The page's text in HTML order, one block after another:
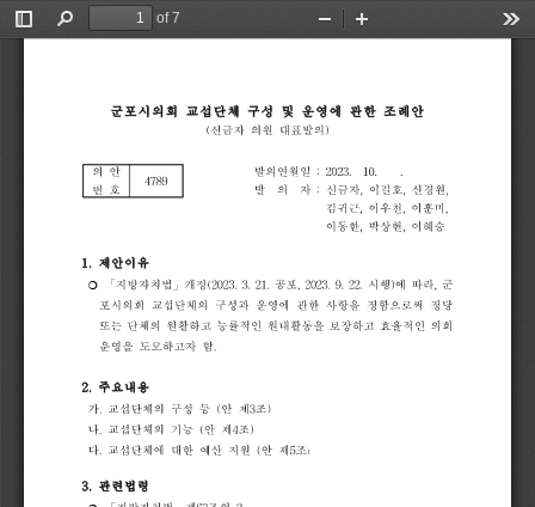
Toggle
Find
of 7
Zoom
군포시의회 교섭단체 구성 및 운영에 관한 조례안
(신금자 의원 대표발의)
1.
제안이유
❍
「지방자치법 」 개정(2023. 3. 21. 공포 2023. 9. 22. 시행)에 따라
군
포시의회
교섭단체의 구성과 운영에 관한 사항을 정함으로써
정당
또는 단체의 원활하고 능률적인 원내활동을 보장하고 효율적인
의회
운영을
도모하고자 함.
2.
주요내용
가. 교섭단체의 구성 등 (안 제3조)
나. 교섭단체의 기능 (안 제4조)
다. 교섭단체에 대한 예산 지원 (안 제5조 )
3.
관련법령
의 안
번
호
4789
발의연월일 : 2023. 10.
발
의 자 : 신금자 이길호 신경원
김귀근
이우천 이훈미
이동한
박상현 이혜승